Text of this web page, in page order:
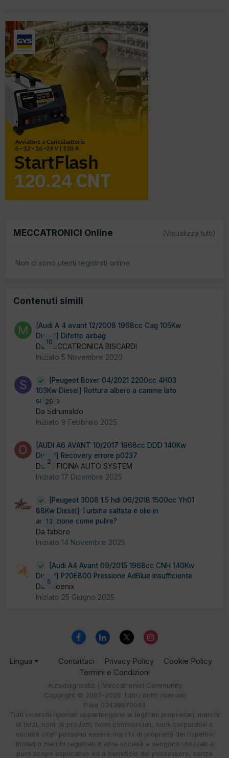
MECCATRONICI Online (Visualizza tutti)
Non ci sono utenti registrati online
Contenuti simili
10
[Audi A 4 avant 12/2008 1968cc Cag 105Kw
Diesel] Difetto airbag
Da MECCATRONICA BISCARDI
Iniziato 5 Novembre 2020
26
[Peugeot Boxer 04/2021 2200cc 4H03
103Kw Diesel] Rottura albero a camme lato
scarico
Da Sdrumaldo
Iniziato 9 Febbraio 2025
2
[AUDI A6 AVANT 10/2017 1968cc DDD 140Kw
Diesel] Recovery errore p0237
Da OFFICINA AUTO SYSTEM
Iniziato 17 Dicembre 2025
13
[Peugeot 3008 1.5 hdi 06/2018 1500cc Yh01
88Kw Diesel] Turbina saltata e olio in
aspirazione come pulire?
Da fabbro
Iniziato 14 Novembre 2025
5
[Audi A4 Avant 09/2015 1968cc CNH 140Kw
Diesel] P20E800 Pressione AdBlue insufficiente
Da Phoenix
Iniziato 25 Giugno 2025
Lingua Contattaci Privacy Policy
Cookie Policy
Termini e Condizioni
Autodiagnostic | Meccatronici Community
Copyright © 2007-2026 Tutti i diritti riservati
P.iva 03438870044
Tutti i marchi riportati appartengono ai legittimi proprietari; marchi
di terzi, nomi di prodotti, nomi commerciali, nomi corporativi e
società citati possono essere marchi di proprietà dei rispettivi
titolari o marchi registrati d'altre società e vengono utilizzati a
puro scopo esplicativo ed a beneficio del possessore, senza